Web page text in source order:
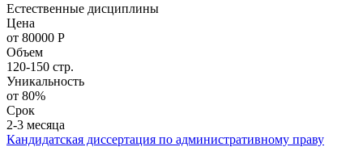
Естественные дисциплины
Цена
от 80000 Р
Объем
120-150 стр.
Уникальность
от 80%
Срок
2-3 месяца
Кандидатская диссертация по административному праву